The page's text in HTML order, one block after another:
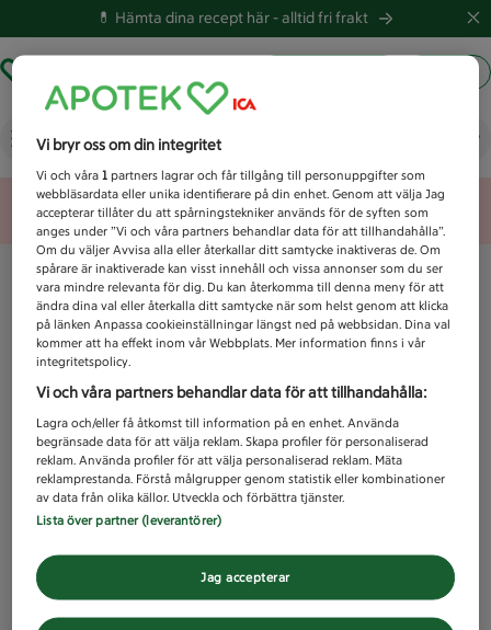
💊 Hämta dina recept här -alltid fri frakt
Vad letar du efter idag?
Unknown error
Vi bryr oss om din integritet
Vi och våra1 partners lagrar och får tillgång till personuppgifter som
webbläsardata eller unika identifierare på din enhet. Genom att välja Jag
accepterar tillåter du att spårningstekniker används för de syften som
anges under ”Vi och våra partners behandlar data för att tillhandahålla”.
Om du väljer Avvisa alla eller återkallar ditt samtycke inaktiveras de. Om
spårare är inaktiverade kan visst innehåll och vissa annonser som du ser
vara mindre relevanta för dig. Du kan återkomma till denna meny för att
ändra dina val eller återkalla ditt samtycke när som helst genom att klicka
på länken Anpassa cookieinställningar längst ned på webbsidan. Dina val
kommer att ha effekt inom vår Webbplats. Mer information finns i vår
integritetspolicy.
Vi och våra partners behandlar data för att tillhandahålla:
Lagra och/eller få åtkomst till information på en enhet. Använda
begränsade data för att välja reklam. Skapa profiler för personaliserad
reklam. Använda profiler för att välja personaliserad reklam. Mäta
reklamprestanda. Förstå målgrupper genom statistik eller kombinationer
av data från olika källor. Utveckla och förbättra tjänster.
Lista över partner (leverantörer)
Jag accepterar